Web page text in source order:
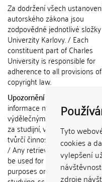
Tyto
cookies a
vylepšení
zdroje
Za dodržení všech
autorského zákona jsou
zodpovědné jednotlivé složky
Univerzity Karlovy. / Each
constituent part of Charles
University is responsible for
adherence to all provisions
copyright law.
Upozornění / Notice:
informace nemohou být
výdělečným účelům nebo
za studijní, vědeckou nebo
tvůrčí činnost jiné osoby než
/ Any retrieved information
be used for any commercial
purposes or claimed as